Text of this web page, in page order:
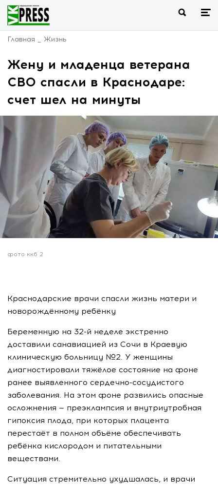
Главная Жизнь
Жену и младенца ветерана
СВО спасли в Краснодаре:
счет шел на минуты
фото ккб 2
Краснодарские врачи спасли жизнь матери и
новорождённому ребёнку
Беременную на 32-й неделе экстренно
доставили санавиацией из Сочи в Краевую
клиническую больницу №2. У женщины
диагностировали тяжёлое состояние на фоне
ранее выявленного сердечно-сосудистого
заболевания. На этом фоне развились опасные
осложнения — преэклампсия и внутриутробная
гипоксия плода, при которых плацента
перестаёт в полном объёме обеспечивать
ребёнка кислородом и питательными
веществами.
Ситуация стремительно ухудшалась, и врачи